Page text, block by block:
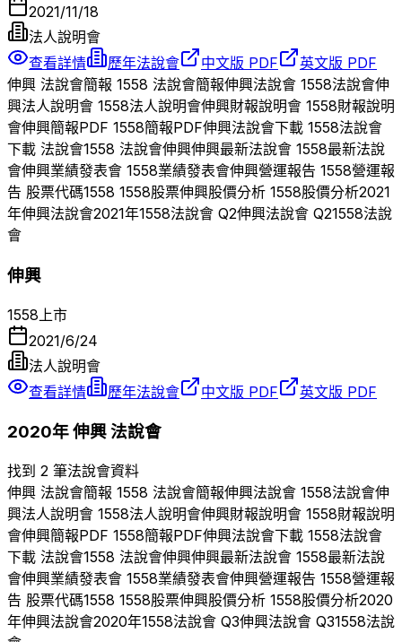
2021/11/18
法人說明會
查看詳情
歷年法說會 中文版 PDF
英文版 PDF
伸興 法說會簡報 1558 法說會簡報伸興法說會 1558法說會伸
興法人說明會 1558法人說明會伸興財報說明會 1558財報說明
會伸興簡報PDF 1558簡報PDF伸興法說會下載 1558法說會
下載 法說會1558 法說會伸興伸興最新法說會 1558最新法說
會伸興業績發表會 1558業績發表會伸興營運報告 1558營運報
告 股票代碼1558 1558股票伸興股價分析 1558股價分析2021
年伸興法說會2021年1558法說會 Q2伸興法說會 Q21558法說
會
伸興
1558 上市
2021/6/24
法人說明會
查看詳情
歷年法說會 中文版 PDF 英文版 PDF
2020年伸興法說會
找到 2 筆法說會資料
伸興 法說會簡報 1558 法說會簡報伸興法說會 1558法說會伸
興法人說明會 1558法人說明會伸興財報說明會 1558財報說明
會伸興簡報PDF 1558簡報PDF伸興法說會下載 1558法說會
下載 法說會1558 法說會伸興伸興最新法說會 1558最新法說
會伸興業績發表會 1558業績發表會伸興營運報告 1558營運報
告 股票代碼1558 1558股票伸興股價分析 1558股價分析2020
年伸興法說會2020年1558法說會 Q3伸興法說會 Q31558法說